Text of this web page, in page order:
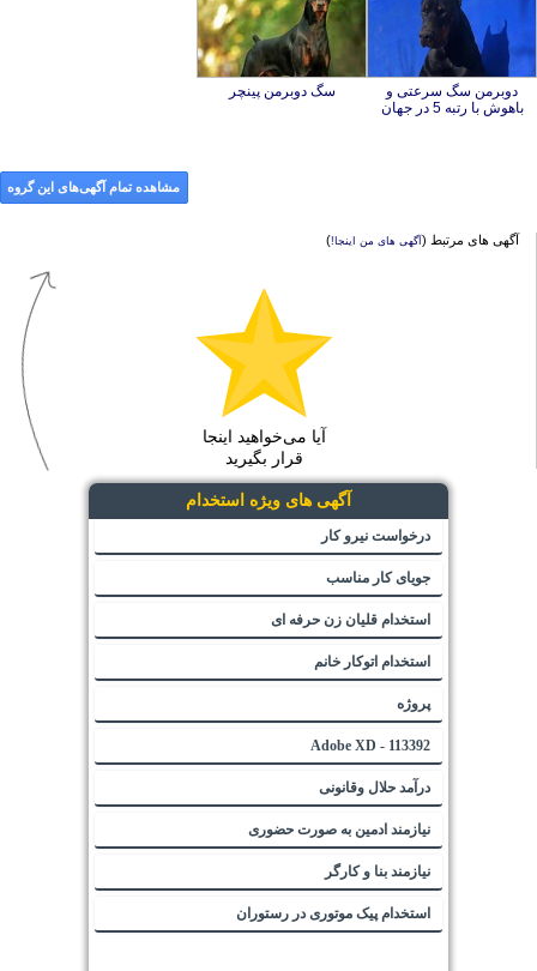
دوبرمن سگ سرعتی و
باهوش با رتبه 5 در جهان
سگ دوبرمن پینچر
مشاهده تمام آگهی‌های این گروه
آگهی های مرتبط (آگهی های من اینجا!)
آیا می‌خواهید اینجا
قرار بگیرید
آگهی های ویژه استخدام
درخواست نیرو کار
جویای کار مناسب
استخدام قلیان زن حرفه ای
استخدام اتوکار خانم
پروژه
113392 - Adobe XD
درآمد حلال وقانونی
نیازمند ادمین به صورت حضوری
نیازمند بنا و کارگر
استخدام پیک موتوری در رستوران